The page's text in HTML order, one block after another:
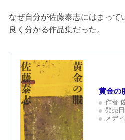
なぜ自分が佐藤泰志にはまって
良く分かる作品集だった。
黄金の
作者:
発売
メデ